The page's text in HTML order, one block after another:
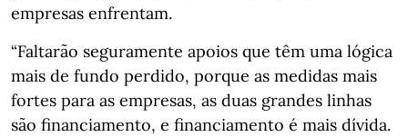
empresas enfrentam.
“Faltarão seguramente apoios que têm uma lógica
mais de fundo perdido, porque as medidas mais
fortes para as empresas, as duas grandes linhas
são financiamento, e financiamento é mais dívida.